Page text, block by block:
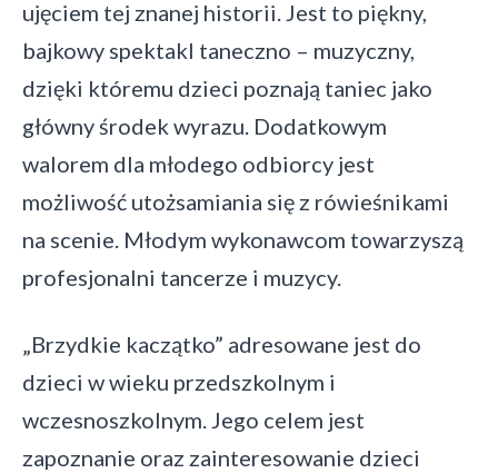
ujęciem tej znanej historii. Jest to piękny,
bajkowy spektakl taneczno – muzyczny,
dzięki któremu dzieci poznają taniec jako
główny środek wyrazu. Dodatkowym
walorem dla młodego odbiorcy jest
możliwość utożsamiania się z rówieśnikami
na scenie. Młodym wykonawcom towarzyszą
profesjonalni tancerze i muzycy.
„Brzydkie kaczątko” adresowane jest do
dzieci w wieku przedszkolnym i
wczesnoszkolnym. Jego celem jest
zapoznanie oraz zainteresowanie dzieci